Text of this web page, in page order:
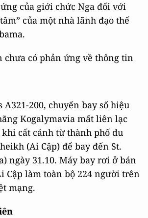
của giới chức Nga đối với
của một nhà lãnh đạo thế
chưa có phản ứng về thông tin
200, chuyến bay số hiệu
Kogalymavia mất liên lạc
khi cất cánh từ thành phố du
(Ai Cập) để bay đến St.
ngày 31.10. Máy bay rơi ở bán
Cập làm toàn bộ 224 người trên
mạng.